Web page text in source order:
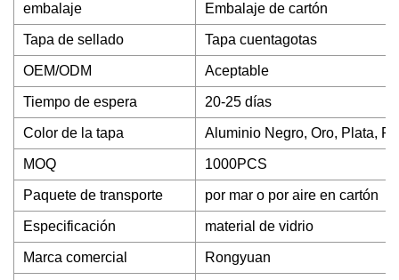
embalaje Embalaje de cartón
Tapa de sellado Tapa cuentagotas
OEM/ODM Aceptable
Tiempo de espera 20-25 días
Color de la tapa Aluminio Negro, Oro, Plata,
MOQ 1000PCS
Paquete de transporte por mar o por aire en cartón
Especificación material de vidrio
Marca comercial Rongyuan